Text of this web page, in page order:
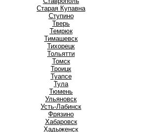
Старая Купавна
Ступино
Тверь
Темрюк
Тимашевск
Тихорецк
Тольятти
Томск
Троицк
Туапсе
Тула
Тюмень
Ульяновск
Усть-Лабинск
Фрязино
Хабаровск
Хадыженск